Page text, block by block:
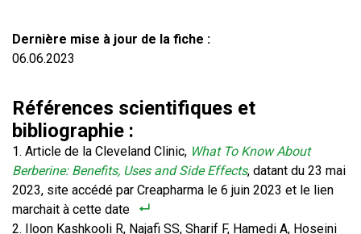
Dernière mise à jour de la fiche :
06.06.2023
Références scientifiques et
bibliographie :
Article de la Cleveland Clinic, What To Know About
Berberine: Benefits, Uses and Side Effects, datant du 23 mai
2023, site accédé par Creapharma le 6 juin 2023 et le lien
marchait à cette date
Iloon Kashkooli R, Najafi SS, Sharif F, Hamedi A, Hoseini